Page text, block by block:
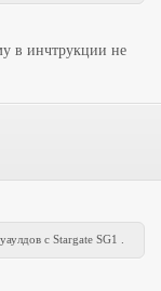
в инчтрукции не
с Stargate SG1 .